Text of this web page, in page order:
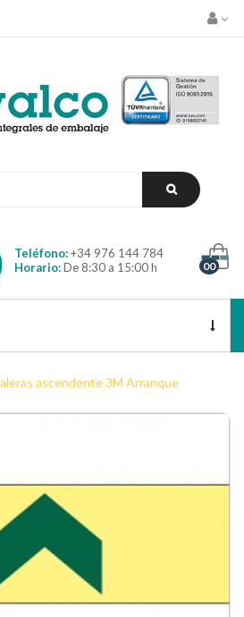
Teléfono:+34 976 144 784
Horario:De 8:30 a 15:00 h 00
ascendente 3M Arranque